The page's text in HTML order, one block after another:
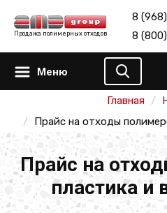
Продажа полимерных отходов
8
8
Меню
Главная
Прайс на отходы
Прайс на
пластика и